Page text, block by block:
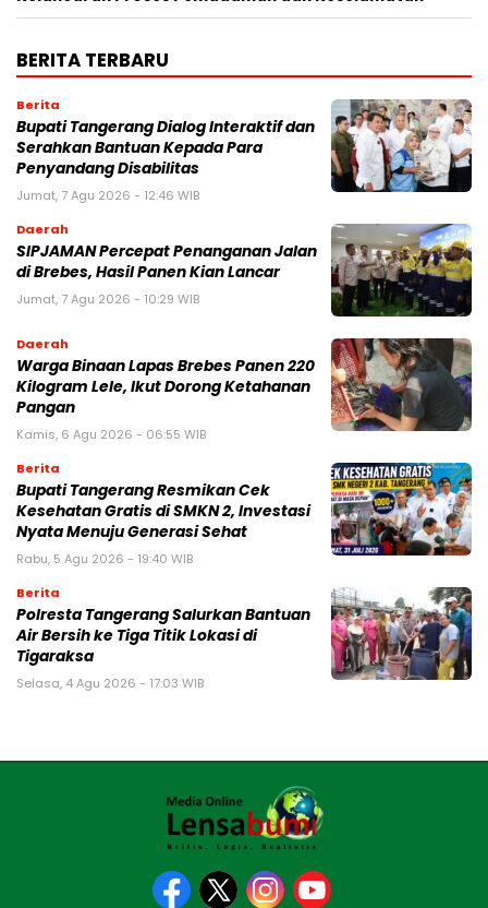
BERITA TERBARU
Berita
Bupati Tangerang Dialog Interaktif dan
Serahkan Bantuan Kepada Para
Penyandang Disabilitas
Jumat, 7 Agu 2026 - 12:46 WIB
Daerah
SIPJAMAN Percepat Penanganan Jalan
di Brebes, Hasil Panen Kian Lancar
Jumat, 7 Agu 2026 - 10:29 WIB
Daerah
Warga Binaan Lapas Brebes Panen 220
Kilogram Lele, Ikut Dorong Ketahanan
Pangan
Kamis, 6 Agu 2026 - 06:55 WIB
Berita
‎Bupati Tangerang Resmikan Cek
Kesehatan Gratis di SMKN 2, Investasi
Nyata Menuju Generasi Sehat
Rabu, 5 Agu 2026 - 19:40 WIB
Berita
Polresta Tangerang Salurkan Bantuan
Air Bersih ke Tiga Titik Lokasi di
Tigaraksa
Selasa, 4 Agu 2026 - 17:03 WIB